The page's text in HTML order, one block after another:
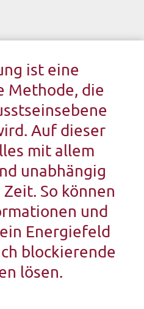
ist eine
Methode, die
Auf dieser
mit allem
unabhängig
So können
und
Energiefeld
blockierende
lösen.